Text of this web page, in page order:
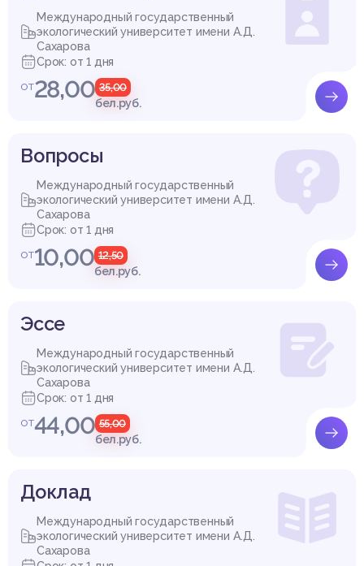
Международный государственный
экологический университет имени А.Д.
Сахарова
Срок: от 1 дня
от28,00 35,00
бел.руб.
Вопросы
Международный государственный
экологический университет имени А.Д.
Сахарова
Срок: от 1 дня
от10,00 12,50
бел.руб.
Эссе
Международный государственный
экологический университет имени А.Д.
Сахарова
Срок: от 1 дня
от44,00 55,00
бел.руб.
Доклад
Международный государственный
экологический университет имени А.Д.
Сахарова